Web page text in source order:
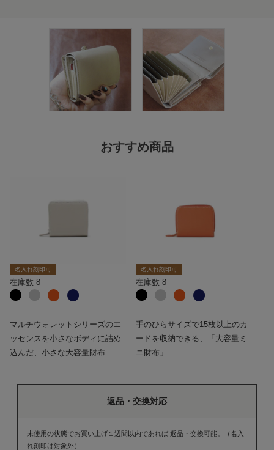
おすすめ商品
名入れ刻印可
在庫数 8
マルチウォレットシリーズのエ
ッセンスを小さなボディに詰め
込んだ、小さな大容量財布
名入れ刻印可
在庫数 8
手のひらサイズで15枚以上のカ
ードを収納できる、「大容量ミ
ニ財布」
返品・交換対応
未使用の状態でお買い上げ１週間以内であれば 返品・交換可能。（名入
れ刻印は対象外）